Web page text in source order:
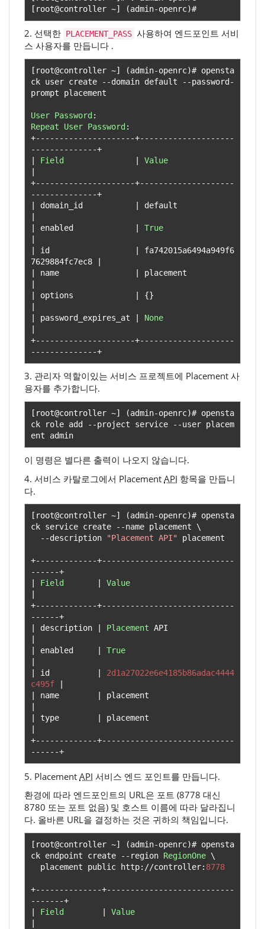
[ root@controller ~] (admin-openrc)#
2. 선택한 PLACEMENT_PASS 사용하여 엔드포인트 서비
스 사용자를 만듭니다 .
[ root@controller ~] (admin-openrc)# opensta
ck user create
--domain default --password-
prompt placement
User Password:
Repeat
User Password:
+---------------------+--------------------
--------------+
|
Field |
Value
|
+---------------------+--------------------
--------------+
|
domain_id |
|
|
enabled |
True
|
|
id |
fa742015a6494a949f6
7629884fc7ec8
|
|
name |
|
|
options |
{}
|
|
password_expires_at |
None
|
+---------------------+--------------------
--------------+
3. 관리자 역할이있는 서비스 프로젝트에 Placement 사
용자를 추가합니다.
[ root@controller ~] (admin-openrc)# opensta
ck role add
--project service --user placem
ent admin
이 명령은 별다른 출력이 나오지 않습니다.
4. 서비스 카탈로그에서 Placement API 항목을 만듭니
다.
[ root@controller ~] (admin-openrc)# opensta
ck service create
--name placement \
--description "Placement API" placement
+-------------+----------------------------
------+
Field
Value
+-------------+----------------------------
------+
description Placement
enabled
True
id
2d1a27022e6e4185b86adac4444
c495f
name
type
+-------------+----------------------------
------+
5. Placement API 서비스 엔드 포인트를 만듭니다.
환경에 따라 엔드포인트의 URL은 포트 (8778 대신
8780 또는 포트 없음) 및 호스트 이름에 따라 달라집니
다. 올바른 URL을 결정하는 것은 귀하의 책임입니다.
[ root@controller ~] (admin-openrc)# opensta
ck endpoint create
-- region RegionOne \
  placement public http
://controller: 8778
+--------------+---------------------------
-------+
|
Field |
Value
|